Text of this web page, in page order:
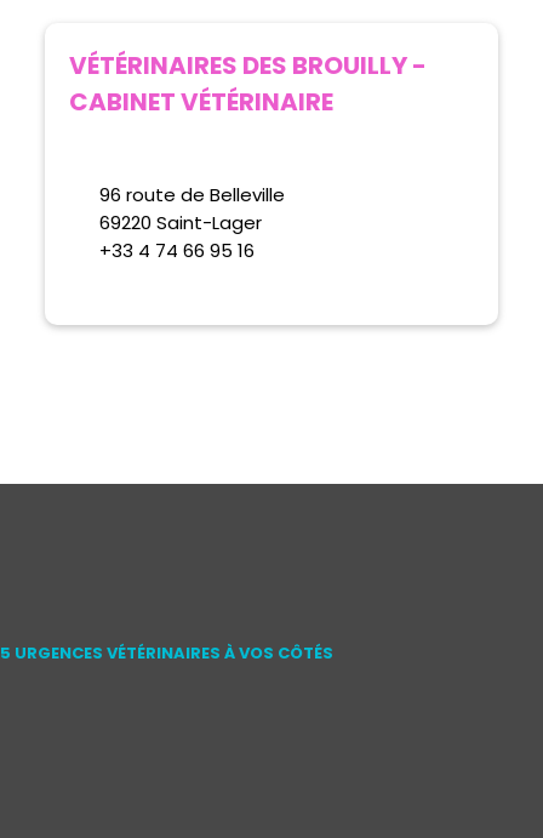
VÉTÉRINAIRES DES BROUILLY -
CABINET VÉTÉRINAIRE
96 route de Belleville
69220 Saint-Lager
+33 4 74 66 95 16
URGENCES VÉTÉRINAIRES À VOS CÔTÉS